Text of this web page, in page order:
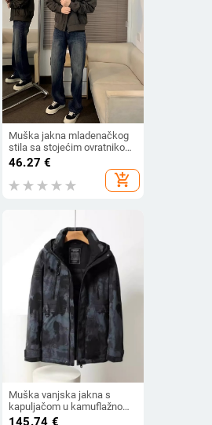
Muška jakna mladenačkog
stila sa stojećim ovratnikom,
zatvaračem, udoban kroj
46.27 €
add_shopping_cart
Muška vanjska jakna s
kapuljačom u kamuflažnom
uzorku – vjetrovita, otporna
145.74 €